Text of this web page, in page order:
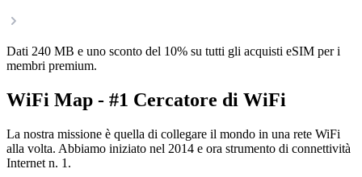
Dati 240 MB e uno sconto del 10% su tutti gli acquisti eSIM per i
membri premium.
WiFi Map - #1 Cercatore di WiFi
La nostra missione è quella di collegare il mondo in una rete WiFi
alla volta. Abbiamo iniziato nel 2014 e ora strumento di connettività
Internet n. 1.